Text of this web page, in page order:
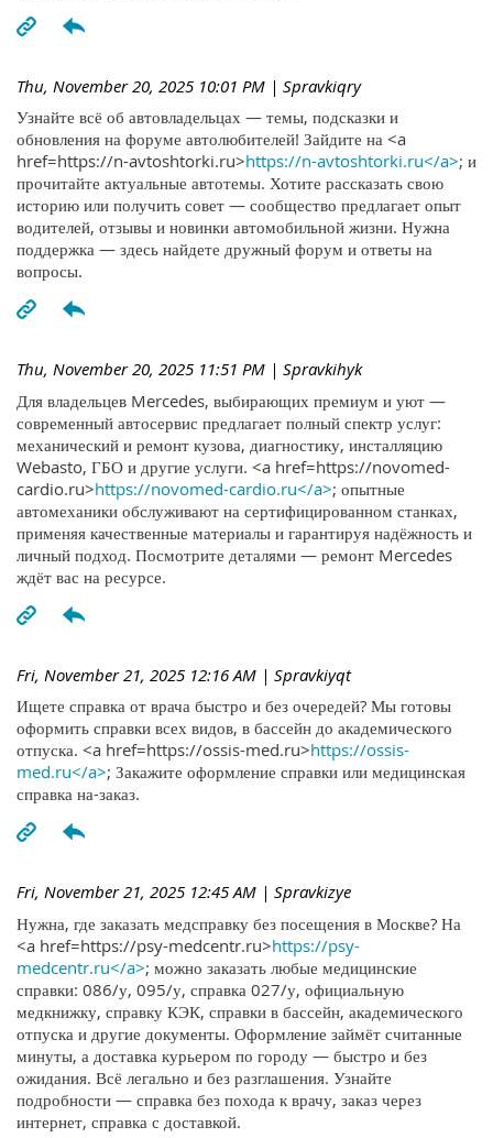
Thu, November 20, 2025 10:01 PM | Spravkiqry
Узнайте всё об автовладельцах — темы, подсказки и
обновления на форуме автолюбителей! Зайдите на <a
href=https://n-avtoshtorki.ru>https://n-avtoshtorki.ru</a>; и
прочитайте актуальные автотемы. Хотите рассказать свою
историю или получить совет — сообщество предлагает опыт
водителей, отзывы и новинки автомобильной жизни. Нужна
поддержка — здесь найдете дружный форум и ответы на
вопросы.
Thu, November 20, 2025 11:51 PM | Spravkihyk
Для владельцев Mercedes, выбирающих премиум и уют —
современный автосервис предлагает полный спектр услуг:
механический и ремонт кузова, диагностику, инсталляцию
Webasto, ГБО и другие услуги. <a href=https://novomed-
cardio.ru>https://novomed-cardio.ru</a>; опытные
автомеханики обслуживают на сертифицированном станках,
применяя качественные материалы и гарантируя надёжность и
личный подход. Посмотрите деталями — ремонт Mercedes
ждёт вас на ресурсе.
Fri, November 21, 2025 12:16 AM | Spravkiyqt
Ищете справка от врача быстро и без очередей? Мы готовы
оформить справки всех видов, в бассейн до академического
отпуска. <a href=https://ossis-med.ru>https://ossis-
med.ru</a>; Закажите оформление справки или медицинская
справка на-заказ.
Fri, November 21, 2025 12:45 AM | Spravkizye
Нужна, где заказать медсправку без посещения в Москве? На
<a href=https://psy-medcentr.ru>https://psy-
medcentr.ru</a>; можно заказать любые медицинские
справки: 086/у, 095/у, справка 027/у, официальную
медкнижку, справку КЭК, справки в бассейн, академического
отпуска и другие документы. Оформление займёт считанные
минуты, а доставка курьером по городу — быстро и без
ожидания. Всё легально и без разглашения. Узнайте
подробности — справка без похода к врачу, заказ через
интернет, справка с доставкой.